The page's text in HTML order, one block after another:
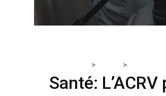
> >
Santé: